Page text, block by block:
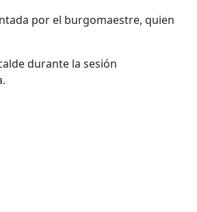
por el burgomaestre, quien
durante la sesión